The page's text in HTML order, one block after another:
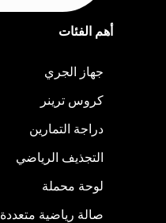
أهم الفئات
جهاز الجري
كروس ترينر
دراجة التمارين
التجذيف الرياضي
لوحة محملة
صالة رياضية متعددة